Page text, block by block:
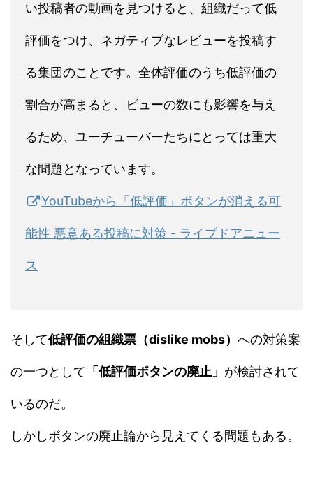
い投稿者の動画を見つけると、組織だって低
評価をつけ、ネガティブなレビューを投稿す
る集団のことです。全体評価のうち低評価の
割合が高まると、ビューの数にも影響を与え
るため、ユーチューバーたちにとっては重大
な問題となっています。
YouTubeから「低評価」ボタンが消える可
能性 悪意ある投稿に対策 - ライブドアニュー
ス
そして低評価の組織票（dislike mobs） への対策案
の一つとして 「低評価ボタンの廃止」 が検討されて
いるのだ。
しかしボタンの廃止論から見えてくる問題もある。